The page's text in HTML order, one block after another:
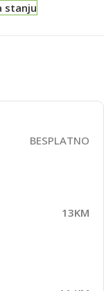
stanju
BESPLATNO
13KM